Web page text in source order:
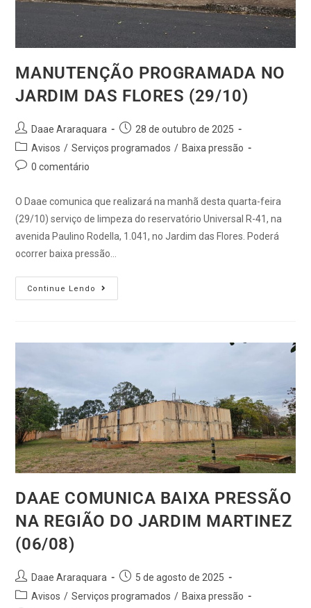
MANUTENÇÃO PROGRAMADA NO
JARDIM DAS FLORES (29/10)
Daae Araraquara
28 de outubro de 2025
Avisos / Serviços programados / Baixa pressão
0 comentário
O Daae comunica que realizará na manhã desta quarta-feira
(29/10) serviço de limpeza do reservatório Universal R-41, na
avenida Paulino Rodella, 1.041, no Jardim das Flores. Poderá
ocorrer baixa pressão…
Continue Lendo
DAAE COMUNICA BAIXA PRESSÃO
NA REGIÃO DO JARDIM MARTINEZ
(06/08)
Daae Araraquara
5 de agosto de 2025
Avisos / Serviços programados / Baixa pressão